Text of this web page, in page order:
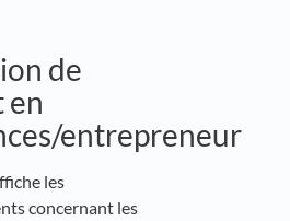
de
en
entrepreneur
les
concernant les